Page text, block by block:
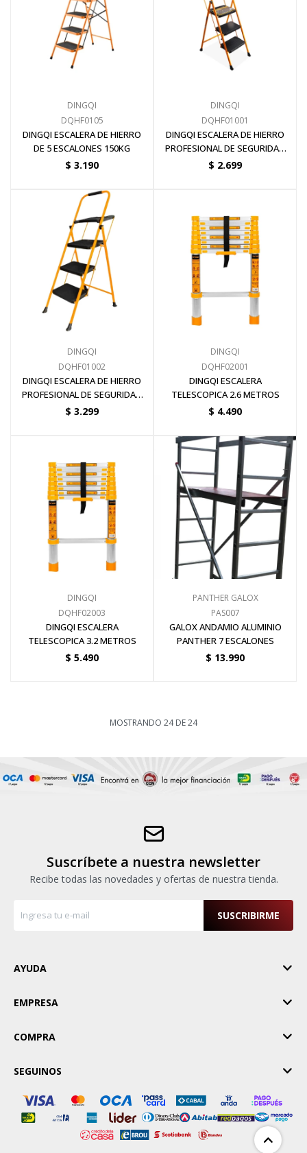
DINGQI
DQHF0105
DINGQI ESCALERA DE HIERRO
DE 5 ESCALONES 150KG
$ 3.190
DINGQI
DQHF01001
DINGQI ESCALERA DE HIERRO
PROFESIONAL DE SEGURIDAD
C/BANDEJA 3 ESCALONES
$ 2.699
DINGQI
DQHF01002
DINGQI ESCALERA DE HIERRO
PROFESIONAL DE SEGURIDAD
C/BANDEJA 4 ESCALONES
$ 3.299
DINGQI
DQHF02001
DINGQI ESCALERA
TELESCOPICA 2.6 METROS
$ 4.490
DINGQI
DQHF02003
DINGQI ESCALERA
TELESCOPICA 3.2 METROS
$ 5.490
PANTHER GALOX
PAS007
GALOX ANDAMIO ALUMINIO
PANTHER 7 ESCALONES
$ 13.990
MOSTRANDO 24DE24
Suscríbete a nuestra newsletter
Recibe todas las novedades y ofertas de nuestra tienda.
SUSCRIBIRME
AYUDA
EMPRESA
COMPRA
SEGUINOS